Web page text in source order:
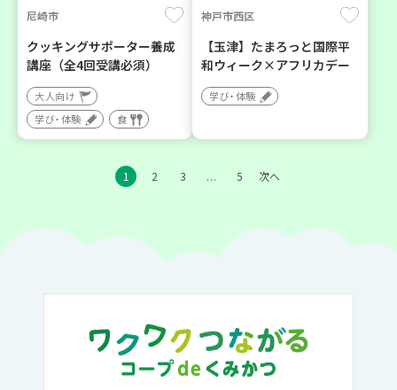
尼崎市
クッキングサポーター養成
講座（全4回受講必須）
大人向け
学び・体験
食
神戸市西区
【玉津】たまろっと国際平
和ウィーク×アフリカデー
学び・体験
1 2 3 … 5 次へ